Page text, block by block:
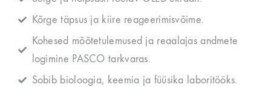
Kõrge täpsus ja kiire reageerimisvõime.
Kohesed mõõtetulemused ja reaalajas andmete
logimine PASCO tarkvaras.
Sobib bioloogia, keemia ja füüsika laboritööks.